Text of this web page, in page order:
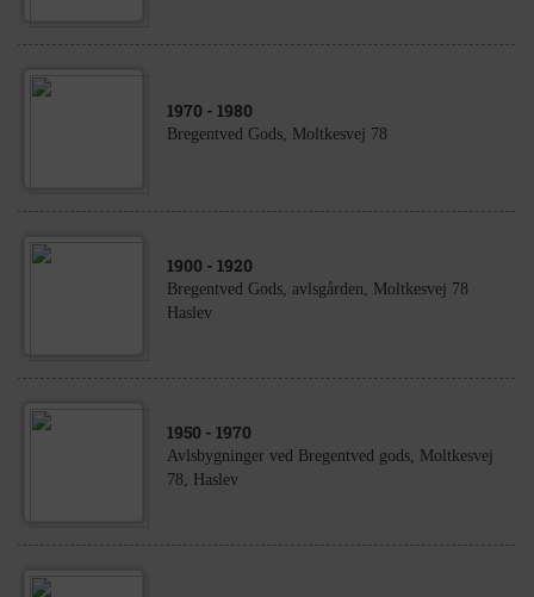
1970 - 1980
Bregentved Gods, Moltkesvej 78
1900 - 1920
Bregentved Gods, avlsgården, Moltkesvej 78
Haslev
1950 - 1970
Avlsbygninger ved Bregentved gods, Moltkesvej
78, Haslev